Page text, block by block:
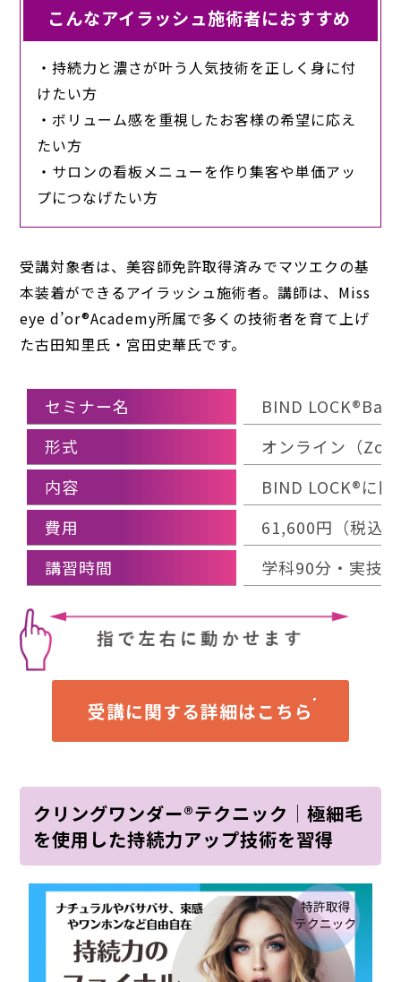
こんなアイラッシュ施術者におすすめ
・持続力と濃さが叶う人気技術を正しく身に付
けたい方
・ボリューム感を重視したお客様の希望に応え
たい方
・サロンの看板メニューを作り集客や単価アッ
プにつなげたい方
受講対象者は、美容師免許取得済みでマツエクの基
本装着ができるアイラッシュ施術者。講師は、Miss
eye d’or®Academy所属で多くの技術者を育て上げ
た古田知里氏・宮田史華氏です。
セミナー名
BIND
形式
オンライン（
内容
BIND LOCK®に
費用
61,600円（税込
講習時間
学科90分・実技
受講に関する詳細はこちら
クリングワンダー®テクニック│極細毛
を使用した持続力アップ技術を習得